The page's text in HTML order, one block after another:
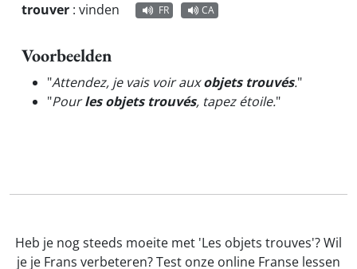
trouver : vinden FR CA
Voorbeelden
"Attendez, je vais voir auxobjets trouvés."
"Pourles objets trouvés, tapez étoile."
Heb je nog steeds moeite met 'Les objets trouves'? Wil
je je Frans verbeteren? Test onze online Franse lessen